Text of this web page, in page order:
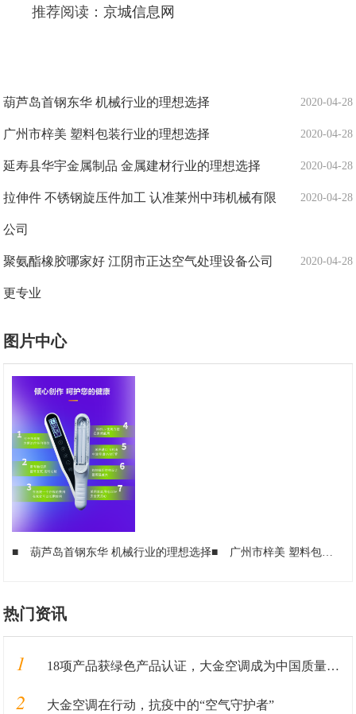
推荐阅读：京城信息网
2020-04-28
葫芦岛首钢东华 机械行业的理想选择
2020-04-28
广州市梓美 塑料包装行业的理想选择
2020-04-28
延寿县华宇金属制品 金属建材行业的理想选择
2020-04-28
拉伸件 不锈钢旋压件加工 认准莱州中玮机械有限
公司
2020-04-28
聚氨酯橡胶哪家好 江阴市正达空气处理设备公司
更专业
图片中心
■ 葫芦岛首钢东华 机械行业的理想选择■ 广州市梓美 塑料包装行业的理想选择
热门资讯
1 18项产品获绿色产品认证，大金空调成为中国质量认证中心“绿色产品首批获证企业”
2 大金空调在行动，抗疫中的“空气守护者”